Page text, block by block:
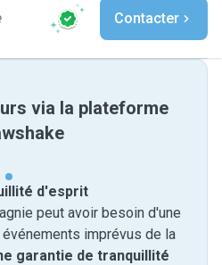
Contacter
via la plateforme
d'esprit
peut avoir besoin d'une
imprévus de la
garantie de tranquillité